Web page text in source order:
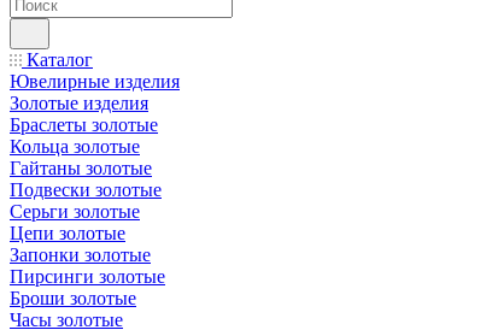
Каталог
Ювелирные изделия
Золотые изделия
Браслеты золотые
Кольца золотые
Гайтаны золотые
Подвески золотые
Серьги золотые
Цепи золотые
Запонки золотые
Пирсинги золотые
Броши золотые
Часы золотые